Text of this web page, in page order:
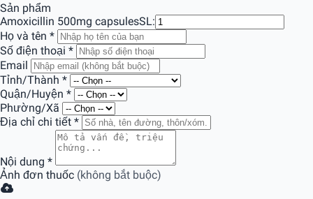
Sản phẩm
Amoxicillin 500mg capsulesSL:
Họ và tên *
Số điện thoại *
Email
Tỉnh/Thành *
Quận/Huyện *
Phường/Xã
Địa chỉ chi tiết *
Nội dung *
Ảnh đơn thuốc (không bắt buộc)